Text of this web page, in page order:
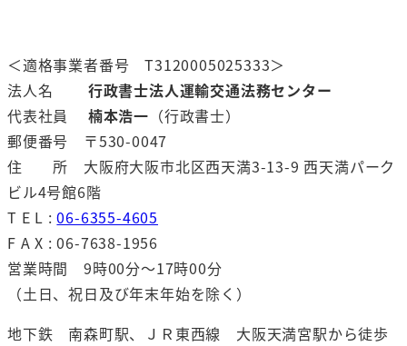
＜適格事業者番号 T3120005025333＞
法人名 行政書士法人運輸交通法務センター
代表社員 楠本浩一 （行政書士）
郵便番号 〒530-0047
住 所 大阪府大阪市北区西天満3-13-9 西天満パーク
ビル4号館6階
T E L :06-6355-4605
F A X : 06-7638-1956
営業時間 9時00分～17時00分
（土日、祝日及び年末年始を除く）
地下鉄 南森町駅、ＪＲ東西線 大阪天満宮駅から徒歩